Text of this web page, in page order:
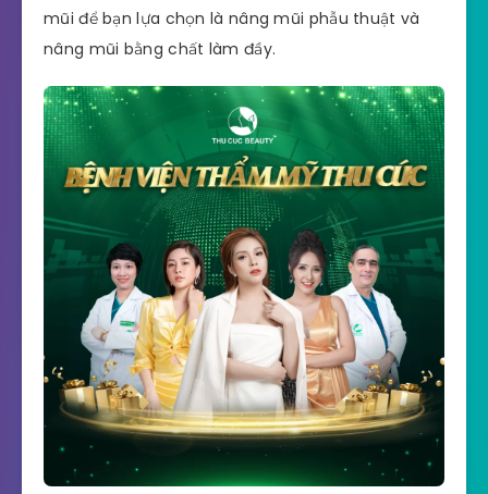
mũi để bạn lựa chọn là nâng mũi phẫu thuật và
nâng mũi bằng chất làm đầy.